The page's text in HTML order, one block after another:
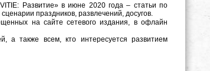
Развитие» в июне 2020 года – статьи по
праздников, развлечений, досугов.
на сайте сетевого издания, в офлайн
а также всем, кто интересуется развитием